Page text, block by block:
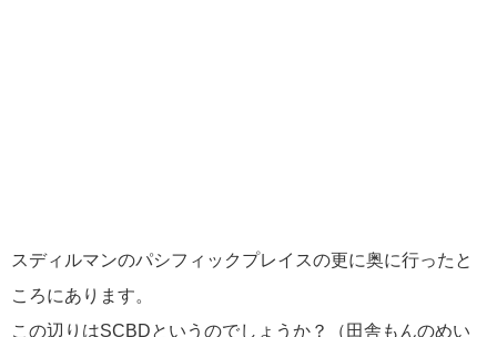
スディルマンのパシフィックプレイスの更に奥に行ったと
ころにあります。
この辺りはSCBDというのでしょうか？（田舎もんのめい